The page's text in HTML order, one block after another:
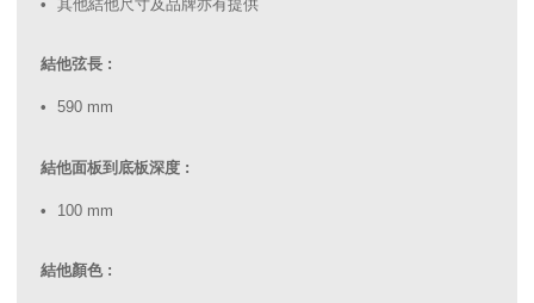
其他結他尺寸及品牌亦有提供
結他弦長 :
590 mm
結他面板到底板深度 :
100 mm
結他顏色 :